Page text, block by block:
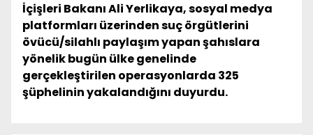
İçişleri Bakanı Ali Yerlikaya, sosyal medya
platformları üzerinden suç örgütlerini
övücü/silahlı paylaşım yapan şahıslara
yönelik bugün ülke genelinde
gerçekleştirilen operasyonlarda 325
şüphelinin yakalandığını duyurdu.